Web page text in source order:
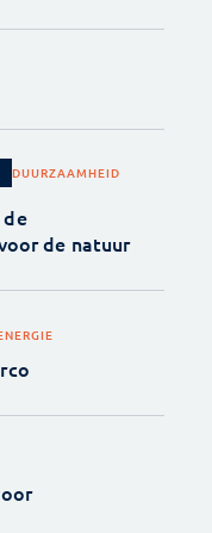
DUURZAAMHEID
de
de natuur